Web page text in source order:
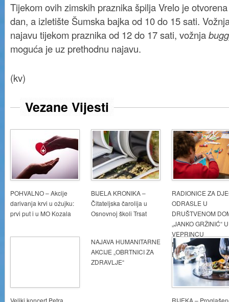
Tijekom ovih zimskih praznika špilja Vrelo je
dan, a izletište Šumska bajka od 10 do 15 sati.
najavu tijekom praznika od 12 do 17 sati, vožnja
moguća je uz prethodnu najavu.
(kv)
Vezane Vijesti
POHVALNO – Akcije
darivanja krvi u ožujku:
prvi put i u MO Kozala
BIJELA KRONIKA –
Čitateljska čarolija u
Osnovnoj školi Trsat
RADIONICE ZA
ODRASLE U
DRUŠTVENOM
„JANKO GRŽINIĆ“ U
VEPRINCU
NASTAVLJAJU S
RADOM
Veliki koncert Petra
NAJAVA HUMANITARNE
AKCIJE „OBRTNICI ZA
ZDRAVLJE“
RIJEKA –